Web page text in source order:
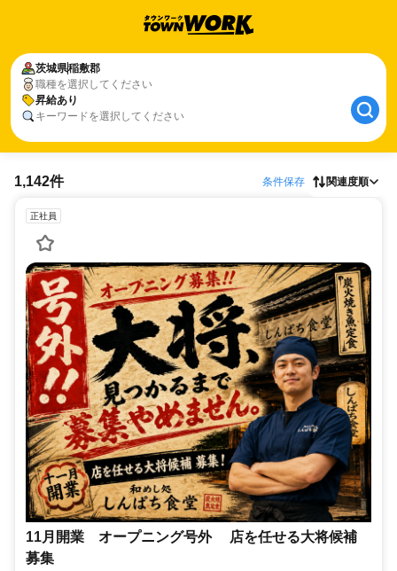
茨城県稲敷郡
職種を選択してください
昇給あり
キーワードを選択してください
1,142件 条件保存 関連度順
正社員
11月開業 オープニング号外 店を任せる大将候補
募集